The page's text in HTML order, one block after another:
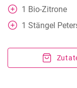
1 Bio-Zitrone
1 Stängel